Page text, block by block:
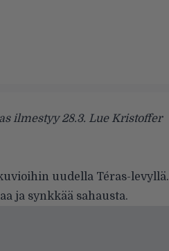
ilmestyy 28.3. Lue Kristoffer
uudella Téras-levyllä.
ja synkkää sahausta.